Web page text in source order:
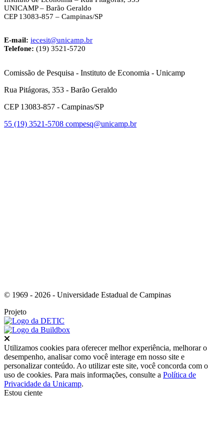
UNICAMP – Barão Geraldo
CEP 13083-857 – Campinas/SP
E-mail: iecesit@unicamp.br
Telefone: (19) 3521-5720
Comissão de Pesquisa - Instituto de Economia - Unicamp
Rua Pitágoras, 353 - Barão Geraldo
CEP 13083-857 - Campinas/SP
55 (19) 3521-5708 compesq@unicamp.br
© 1969 - 2026 - Universidade Estadual de Campinas
Projeto
Utilizamos cookies para oferecer melhor experiência, melhorar o
desempenho, analisar como você interage em nosso site e
personalizar conteúdo. Ao utilizar este site, você concorda com o
uso de cookies. Para mais informações, consulte a Política de
Privacidade da Unicamp.
Estou ciente